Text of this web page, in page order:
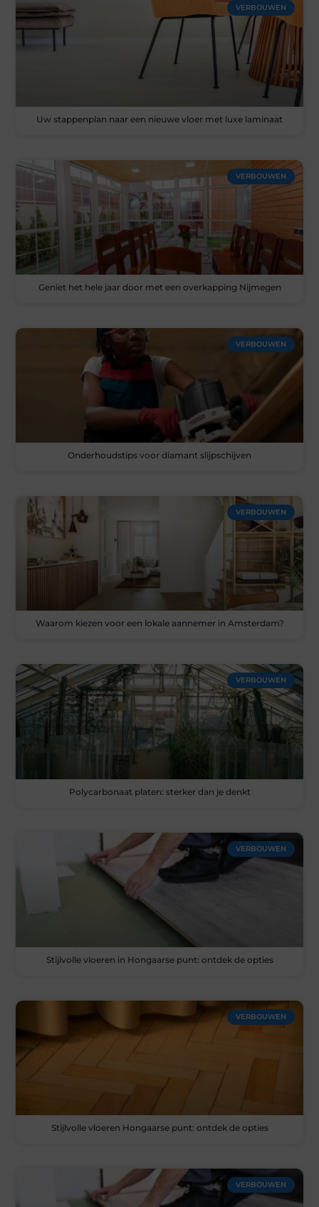
VERBOUWEN
Uw stappenplan naar een nieuwe vloer met luxe laminaat
VERBOUWEN
Geniet het hele jaar door met een overkapping Nijmegen
VERBOUWEN
Onderhoudstips voor diamant slijpschijven
VERBOUWEN
Waarom kiezen voor een lokale aannemer in Amsterdam?
VERBOUWEN
Polycarbonaat platen: sterker dan je denkt
VERBOUWEN
Stijlvolle vloeren in Hongaarse punt: ontdek de opties
VERBOUWEN
Stijlvolle vloeren Hongaarse punt: ontdek de opties
VERBOUWEN